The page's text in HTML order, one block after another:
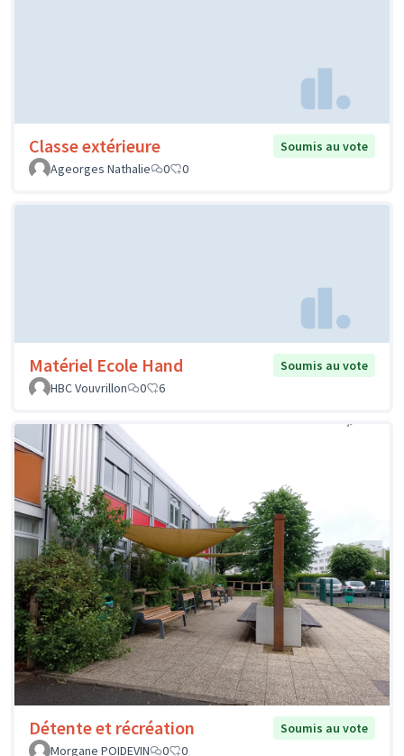
Classe extérieure
Soumis au vote
Ageorges Nathalie
0 0
Matériel Ecole Hand
Soumis au vote
HBC Vouvrillon
0 6
Détente et récréation
Soumis au vote
Morgane POIDEVIN
0 0